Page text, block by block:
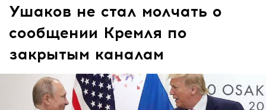
Ушаков не стал молчать о
сообщении Кремля по
закрытым каналам